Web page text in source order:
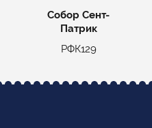
Собор Сент-
Патрик
РФК129